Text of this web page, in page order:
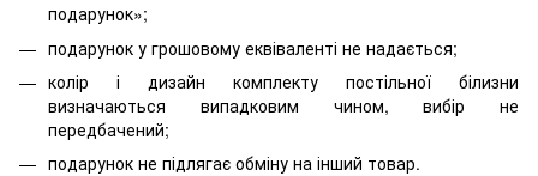
подарунок»;
подарунок у грошовому еквіваленті не надається;
колір і дизайн комплекту постільної білизни
визначаються випадковим чином, вибір не
передбачений;
подарунок не підлягає обміну на інший товар.